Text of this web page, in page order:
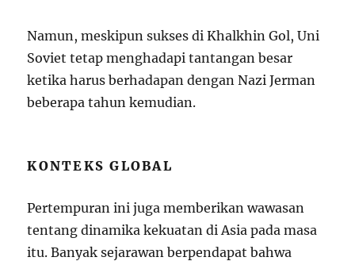
Namun, meskipun sukses di Khalkhin Gol, Uni
Soviet tetap menghadapi tantangan besar
ketika harus berhadapan dengan Nazi Jerman
beberapa tahun kemudian.
KONTEKS GLOBAL
Pertempuran ini juga memberikan wawasan
tentang dinamika kekuatan di Asia pada masa
itu. Banyak sejarawan berpendapat bahwa